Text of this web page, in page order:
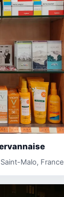
Malo, France